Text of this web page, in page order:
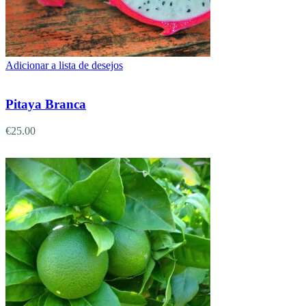
Adicionar a lista de desejos
Pitaya Branca
€25.00